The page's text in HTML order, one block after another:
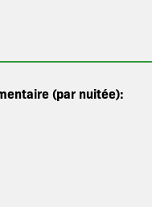
(par nuitée):